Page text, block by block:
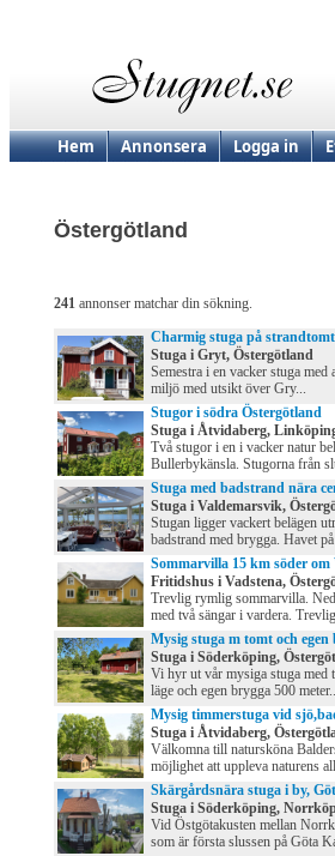
Hem Annonsera Logga in
Östergötland
241 annonser matchar din sökning.
Charmig stuga på strandtomt
Stuga i Gryt, Östergötland
Semestra i en vacker stuga
miljö med utsikt över Gry...
Stugor i södra Östergötland
Stuga i Åtvidaberg,
Två stugor i en i vacker natur
Bullerbykänsla. Stugorna från
Stuga med badstrand nära
Stuga i Valdemarsvik,
Stugan ligger vackert belägen
badstrand med brygga. Havet
Sommarvilla 15 km söder om
Fritidshus i Vadstena,
Trevlig rymlig sommarvilla.
med två sängar i vardera.
Mysig stuga m tomt och egen
Stuga i Söderköping,
Vi hyr ut vår mysiga stuga med
läge och egen brygga 500
Mysig timmerstuga vid
Stuga i Åtvidaberg,
Välkomna till natursköna
möjlighet att uppleva naturens
Skärgårdsnära stuga i by,
Stuga i Söderköping,
Vid Östgötakusten mellan
som är första slussen på Göta